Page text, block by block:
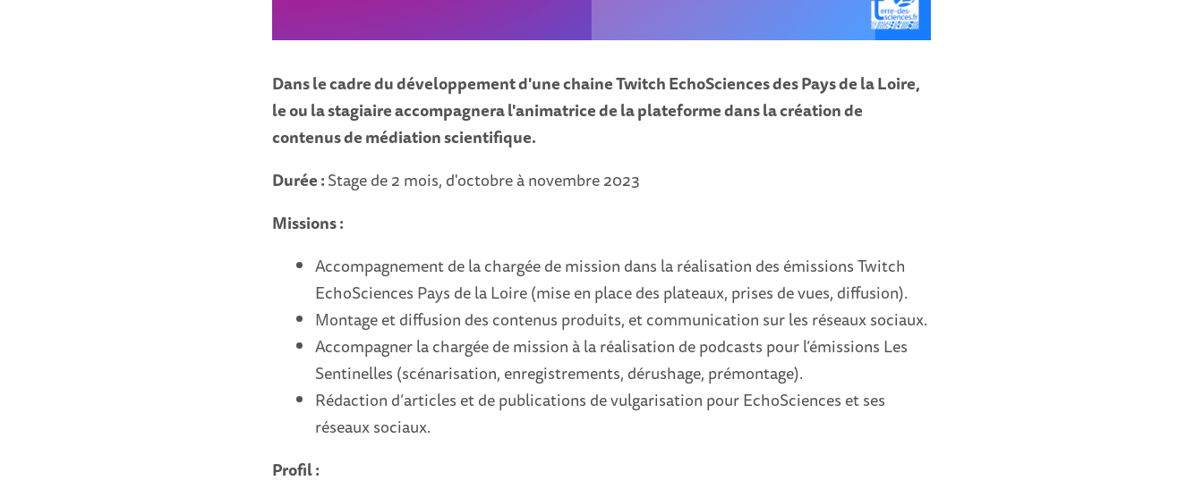
Dans le cadre du développement d'une chaine Twitch EchoSciences des Pays de la Loire,
le ou la stagiaire accompagnera l'animatrice de la plateforme dans la création de
contenus de médiation scientifique.
Durée :Stage de 2 mois, d'octobre à novembre 2023
Missions :
Accompagnement de la chargée de mission dans la réalisation des émissions Twitch
EchoSciences Pays de la Loire (mise en place des plateaux, prises de vues, diffusion).
Montage et diffusion des contenus produits, et communication sur les réseaux sociaux.
Accompagner la chargée de mission à la réalisation de podcasts pour l’émissions Les
Sentinelles (scénarisation, enregistrements, dérushage, prémontage).
Rédaction d’articles et de publications de vulgarisation pour EchoSciences et ses
réseaux sociaux.
Profil :